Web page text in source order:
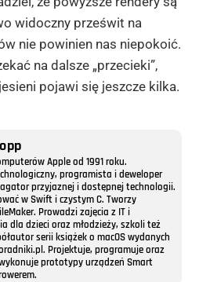
widoczny prześwit na
nie powinien nas niepokoić.
na dalsze „przecieki”,
pojawi się jeszcze kilka.
Apple od 1991 roku.
programista i deweloper
przyjaznej i dostępnej technologii.
w Swift i czystym C. Tworzy
Prowadzi zajęcia z IT i
dla dzieci oraz młodzieży, szkoli też
serii książek o macOS wydanych
Projektuje, programuje oraz
prototypy urządzeń Smart